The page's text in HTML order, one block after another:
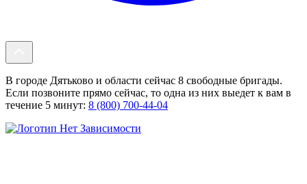
В городе Дятьково и области сейчас 8 свободные бригады.
Если позвоните прямо сейчас, то одна из них выедет к вам в
течение 5 минут: 8 (800) 700-44-04